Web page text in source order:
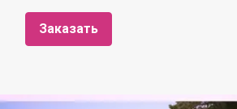
Заказать